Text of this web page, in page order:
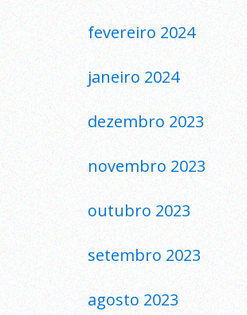
fevereiro 2024
janeiro 2024
dezembro 2023
novembro 2023
outubro 2023
setembro 2023
agosto 2023